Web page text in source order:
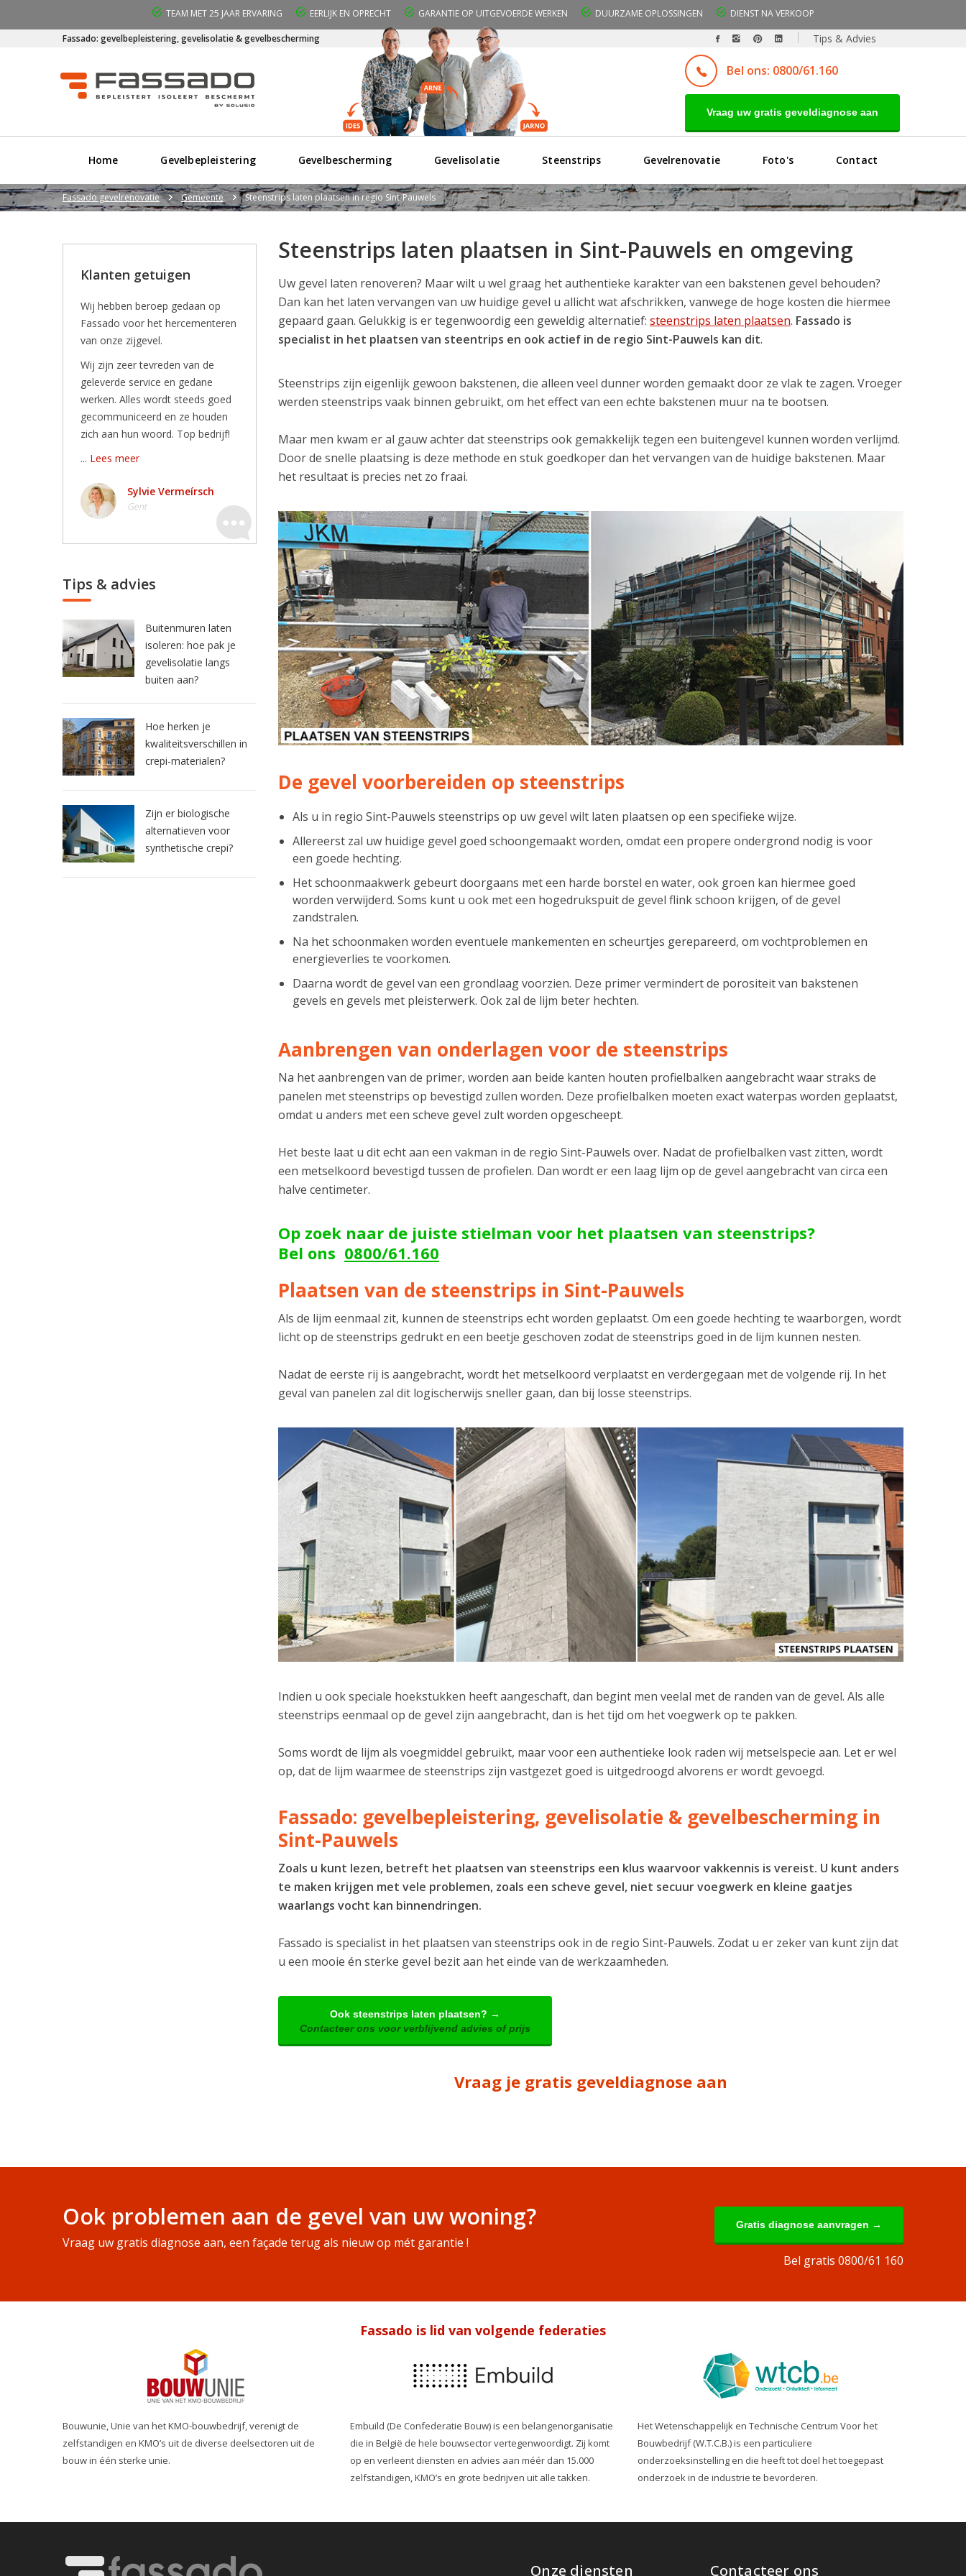
TEAM MET 25 JAAR ERVARING EERLIJK EN OPRECHT GARANTIE OP UITGEVOERDE WERKEN DUURZAME OPLOSSINGEN DIENST NA VERKOOP
Fassado: gevelbepleistering, gevelisolatie & gevelbescherming Tips & Advies
Bel ons: 0800/61.160
Vraag uw gratis geveldiagnose aan
Home Gevelbepleistering Gevelbescherming Gevelisolatie Steenstrips Gevelrenovatie Foto's Contact
Fassado gevelrenovatie Gemeente Steenstrips laten plaatsen in regio Sint-Pauwels
Steenstrips laten plaatsen in Sint-Pauwels en omgeving
Uw gevel laten renoveren? Maar wilt u wel graag het authentieke karakter van een bakstenen gevel behouden?
Dan kan het laten vervangen van uw huidige gevel u allicht wat afschrikken, vanwege de hoge kosten die hiermee
gepaard gaan. Gelukkig is er tegenwoordig een geweldig alternatief: steenstrips laten plaatsen. Fassado is
specialist in het plaatsen van steentrips en ook actief in de regio Sint-Pauwels kan dit.
Steenstrips zijn eigenlijk gewoon bakstenen, die alleen veel dunner worden gemaakt door ze vlak te zagen. Vroeger
werden steenstrips vaak binnen gebruikt, om het effect van een echte bakstenen muur na te bootsen.
Maar men kwam er al gauw achter dat steenstrips ook gemakkelijk tegen een buitengevel kunnen worden verlijmd.
Door de snelle plaatsing is deze methode en stuk goedkoper dan het vervangen van de huidige bakstenen. Maar
het resultaat is precies net zo fraai.
De gevel voorbereiden op steenstrips
Als u in regio Sint-Pauwels steenstrips op uw gevel wilt laten plaatsen op een specifieke wijze.
Allereerst zal uw huidige gevel goed schoongemaakt worden, omdat een propere ondergrond nodig is voor
een goede hechting.
Het schoonmaakwerk gebeurt doorgaans met een harde borstel en water, ook groen kan hiermee goed
worden verwijderd. Soms kunt u ook met een hogedrukspuit de gevel flink schoon krijgen, of de gevel
zandstralen.
Na het schoonmaken worden eventuele mankementen en scheurtjes gerepareerd, om vochtproblemen en
energieverlies te voorkomen.
Daarna wordt de gevel van een grondlaag voorzien. Deze primer vermindert de porositeit van bakstenen
gevels en gevels met pleisterwerk. Ook zal de lijm beter hechten.
Aanbrengen van onderlagen voor de steenstrips
Na het aanbrengen van de primer, worden aan beide kanten houten profielbalken aangebracht waar straks de
panelen met steenstrips op bevestigd zullen worden. Deze profielbalken moeten exact waterpas worden geplaatst,
omdat u anders met een scheve gevel zult worden opgescheept.
Het beste laat u dit echt aan een vakman in de regio Sint-Pauwels over. Nadat de profielbalken vast zitten, wordt
een metselkoord bevestigd tussen de profielen. Dan wordt er een laag lijm op de gevel aangebracht van circa een
halve centimeter.
Op zoek naar de juiste stielman voor het plaatsen van steenstrips?
Bel ons 0800/61.160
Plaatsen van de steenstrips in Sint-Pauwels
Als de lijm eenmaal zit, kunnen de steenstrips echt worden geplaatst. Om een goede hechting te waarborgen, wordt
licht op de steenstrips gedrukt en een beetje geschoven zodat de steenstrips goed in de lijm kunnen nesten.
Nadat de eerste rij is aangebracht, wordt het metselkoord verplaatst en verdergegaan met de volgende rij. In het
geval van panelen zal dit logischerwijs sneller gaan, dan bij losse steenstrips.
Indien u ook speciale hoekstukken heeft aangeschaft, dan begint men veelal met de randen van de gevel. Als alle
steenstrips eenmaal op de gevel zijn aangebracht, dan is het tijd om het voegwerk op te pakken.
Soms wordt de lijm als voegmiddel gebruikt, maar voor een authentieke look raden wij metselspecie aan. Let er wel
op, dat de lijm waarmee de steenstrips zijn vastgezet goed is uitgedroogd alvorens er wordt gevoegd.
Fassado: gevelbepleistering, gevelisolatie & gevelbescherming in
Sint-Pauwels
Zoals u kunt lezen, betreft het plaatsen van steenstrips een klus waarvoor vakkennis is vereist. U kunt anders
te maken krijgen met vele problemen, zoals een scheve gevel, niet secuur voegwerk en kleine gaatjes
waarlangs vocht kan binnendringen.
Fassado is specialist in het plaatsen van steenstrips ook in de regio Sint-Pauwels. Zodat u er zeker van kunt zijn dat
u een mooie én sterke gevel bezit aan het einde van de werkzaamheden.
Ook steenstrips laten plaatsen? →
Contacteer ons voor verblijvend advies of prijs
Vraag je gratis geveldiagnose aan
Klanten getuigen
Wij hebben beroep gedaan op
Fassado voor het hercementeren
van onze zijgevel.
Wij zijn zeer tevreden van de
geleverde service en gedane
werken. Alles wordt steeds goed
gecommuniceerd en ze houden
zich aan hun woord. Top bedrijf!
... Lees meer
Sylvie Vermeírsch
Gent
Tips & advies
Buitenmuren laten
isoleren: hoe pak je
gevelisolatie langs
buiten aan?
Hoe herken je
kwaliteitsverschillen in
crepi-materialen?
Zijn er biologische
alternatieven voor
synthetische crepi?
Ook problemen aan de gevel van uw woning?
Vraag uw gratis diagnose aan, een façade terug als nieuw op mét garantie !
Gratis diagnose aanvragen →
Bel gratis 0800/61 160
Fassado is lid van volgende federaties
Bouwunie, Unie van het KMO-bouwbedrijf, verenigt de
zelfstandigen en KMO’s uit de diverse deelsectoren uit de
bouw in één sterke unie.
Embuild (De Confederatie Bouw) is een belangenorganisatie
die in België de hele bouwsector vertegenwoordigt. Zij komt
op en verleent diensten en advies aan méér dan 15.000
zelfstandigen, KMO’s en grote bedrijven uit alle takken.
Het Wetenschappelijk en Technische Centrum Voor het
Bouwbedrijf (W.T.C.B.) is een particuliere
onderzoeksinstelling en die heeft tot doel het toegepast
onderzoek in de industrie te bevorderen.
Onze diensten Contacteer ons